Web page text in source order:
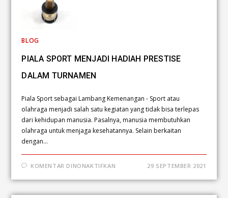
BLOG
PIALA SPORT MENJADI HADIAH PRESTISE
DALAM TURNAMEN
Piala Sport sebagai Lambang Kemenangan - Sport atau
olahraga menjadi salah satu kegiatan yang tidak bisa terlepas
dari kehidupan manusia. Pasalnya, manusia membutuhkan
olahraga untuk menjaga kesehatannya. Selain berkaitan
dengan…
KOMENTAR DINONAKTIFKAN 29 SEPTEMBER 2021